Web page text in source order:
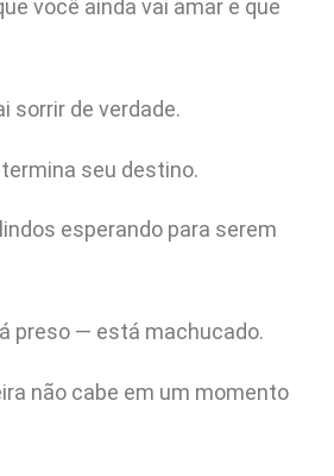
você ainda vai amar e que
sorrir de verdade.
seu destino.
esperando para serem
preso — está machucado.
não cabe em um momento